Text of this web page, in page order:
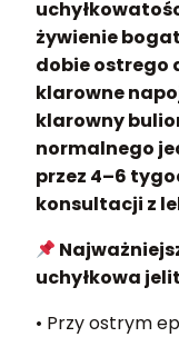
żywienie
dobie ostrego
klarowne
klarowny
normalnego
przez 4–6
konsultacji z
uchyłkowa
• Przy ostrym